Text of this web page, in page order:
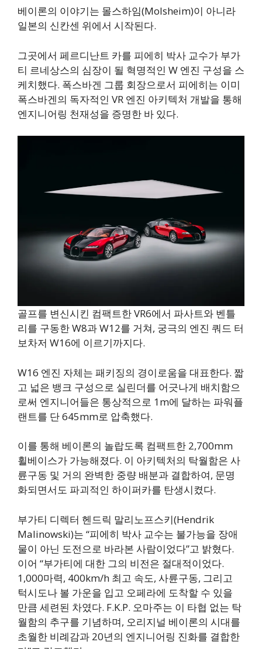
베이론의 이야기는 몰스하임(Molsheim)이 아니라
일본의 신칸센 위에서 시작된다.
그곳에서 페르디난트 카를 피에히 박사 교수가 부가
티 르네상스의 심장이 될 혁명적인 W 엔진 구성을 스
케치했다. 폭스바겐 그룹 회장으로서 피에히는 이미
폭스바겐의 독자적인 VR 엔진 아키텍처 개발을 통해
엔지니어링 천재성을 증명한 바 있다.
골프를 변신시킨 컴팩트한 VR6에서 파사트와 벤틀
리를 구동한 W8과 W12를 거쳐, 궁극의 엔진 쿼드 터
보차저 W16에 이르기까지다.
W16 엔진 자체는 패키징의 경이로움을 대표한다. 짧
고 넓은 뱅크 구성으로 실린더를 어긋나게 배치함으
로써 엔지니어들은 통상적으로 1m에 달하는 파워플
랜트를 단 645mm로 압축했다.
이를 통해 베이론의 놀랍도록 컴팩트한 2,700mm
휠베이스가 가능해졌다. 이 아키텍처의 탁월함은 사
륜구동 및 거의 완벽한 중량 배분과 결합하여, 문명
화되면서도 파괴적인 하이퍼카를 탄생시켰다.
부가티 디렉터 헨드릭 말리노프스키(Hendrik
Malinowski)는 “피에히 박사 교수는 불가능을 장애
물이 아닌 도전으로 바라본 사람이었다”고 밝혔다.
이어 “부가티에 대한 그의 비전은 절대적이었다.
1,000마력, 400km/h 최고 속도, 사륜구동, 그리고
턱시도나 볼 가운을 입고 오페라에 도착할 수 있을
만큼 세련된 차였다. F.K.P. 오마주는 이 타협 없는 탁
월함의 추구를 기념하며, 오리지널 베이론의 시대를
초월한 비례감과 20년의 엔지니어링 진화를 결합한